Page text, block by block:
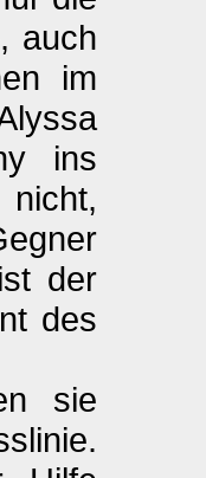
auch
im
ins
der
des
sie